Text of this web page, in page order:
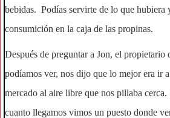
bebidas. Podías servirte de lo que hubiera
consumición en la caja de las propinas.
Después de preguntar a Jon, el propietario
podíamos ver, nos dijo que lo mejor era ir
mercado al aire libre que nos pillaba
cuanto llegamos vimos un puesto donde